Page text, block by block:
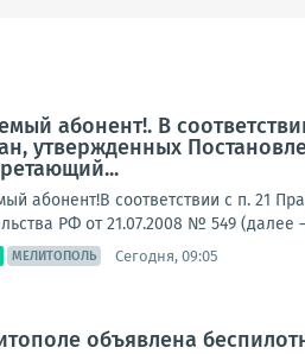
абонент!. В
утвержденных
абонент!В соответствии с п. 21
РФ от 21.07.2008 № 549
МЕЛИТОПОЛЬ Сегодня, 09:05
объявлена